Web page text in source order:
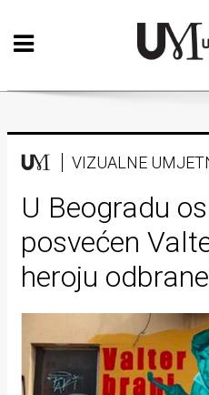
Početna
Vizualne
Teatar
Književnost
Muzika
Film
Intervju
Kolumne
Kultura
VIZUALNE
U Beogradu
posvećen
heroju